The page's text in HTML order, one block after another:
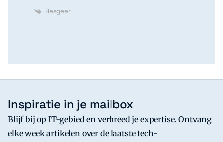
Reageer
Inspiratie in je mailbox
Blijf bij op IT-gebied en verbreed je expertise. Ontvang
elke week artikelen over de laatste tech-